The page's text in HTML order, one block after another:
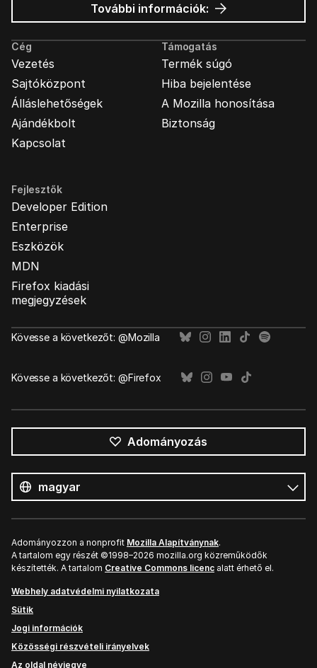
További információk: Mozilla
hirdetések
Cég
Vezetés
Sajtóközpont
Álláslehetőségek
Ajándékbolt
Kapcsolat
Támogatás
Termék súgó
Hiba bejelentése
A Mozilla honosítása
Biztonság
Fejlesztők
Developer Edition
Enterprise
Eszközök
MDN
Firefox kiadási
megjegyzések
Kövesse a következőt: @Mozilla
Kövesse a következőt: @Firefox
Adományozás
nyelv
Nyelv
Adományozzon a nonprofit Mozilla Alapítványnak.
A tartalom egy részét ©1998–2026 mozilla.org közreműködők
készítették. A tartalom Creative Commons licenc alatt érhető el.
Webhely adatvédelmi nyilatkozata
Sütik
Jogi információk
Közösségi részvételi irányelvek
Az oldal névjegye